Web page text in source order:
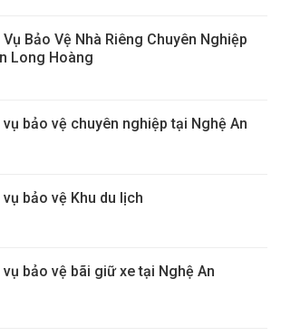
Vụ Bảo Vệ Nhà Riêng Chuyên Nghiệp
Long Hoàng
vụ bảo vệ chuyên nghiệp tại Nghệ An
vụ bảo vệ Khu du lịch
vụ bảo vệ bãi giữ xe tại Nghệ An